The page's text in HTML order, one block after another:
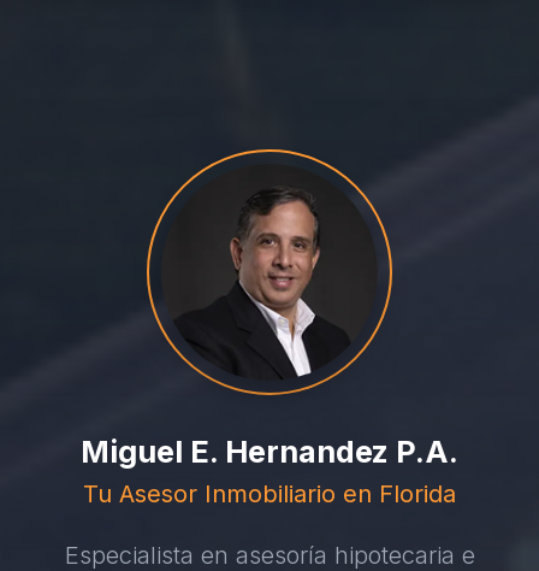
Miguel E. Hernandez P.A.
Tu Asesor Inmobiliario en Florida
Especialista en asesoría hipotecaria e